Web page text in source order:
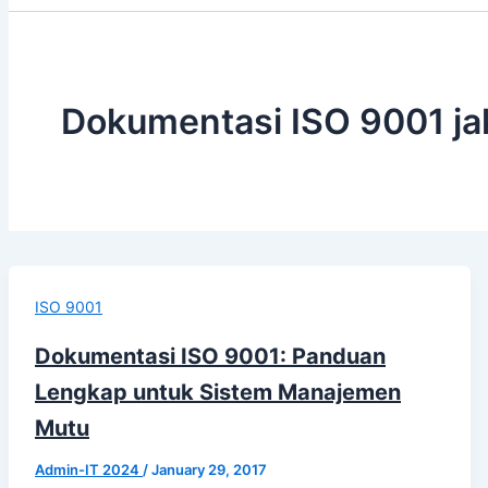
Dokumentasi ISO 9001
ISO 9001
Dokumentasi ISO 9001: Panduan
Lengkap untuk Sistem Manajemen
Mutu
Admin-IT 2024 /January 29, 2017